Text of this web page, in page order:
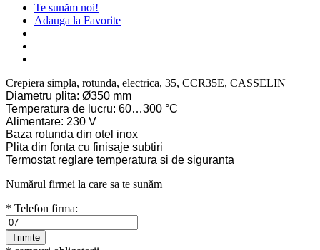
Te sunăm noi!
Adauga la Favorite
Crepiera simpla, rotunda, electrica, 35, CCR35E, CASSELIN
Diametru plita: Ø350 mm
Temperatura de lucru: 60…300 °C
Alimentare: 230 V
Baza rotunda din otel inox
Plita din fonta cu finisaje subtiri
Termostat reglare temperatura si de siguranta
Numărul firmei la care sa te sunăm
* Telefon firma: